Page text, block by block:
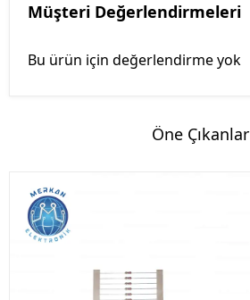
Müşteri Değerlendirmeleri
Bu ürün için değerlendirme yok
Öne Çıkanlar